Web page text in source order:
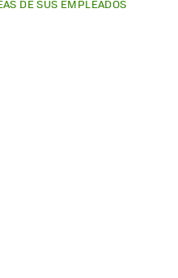
DE SUS EMPLEADOS